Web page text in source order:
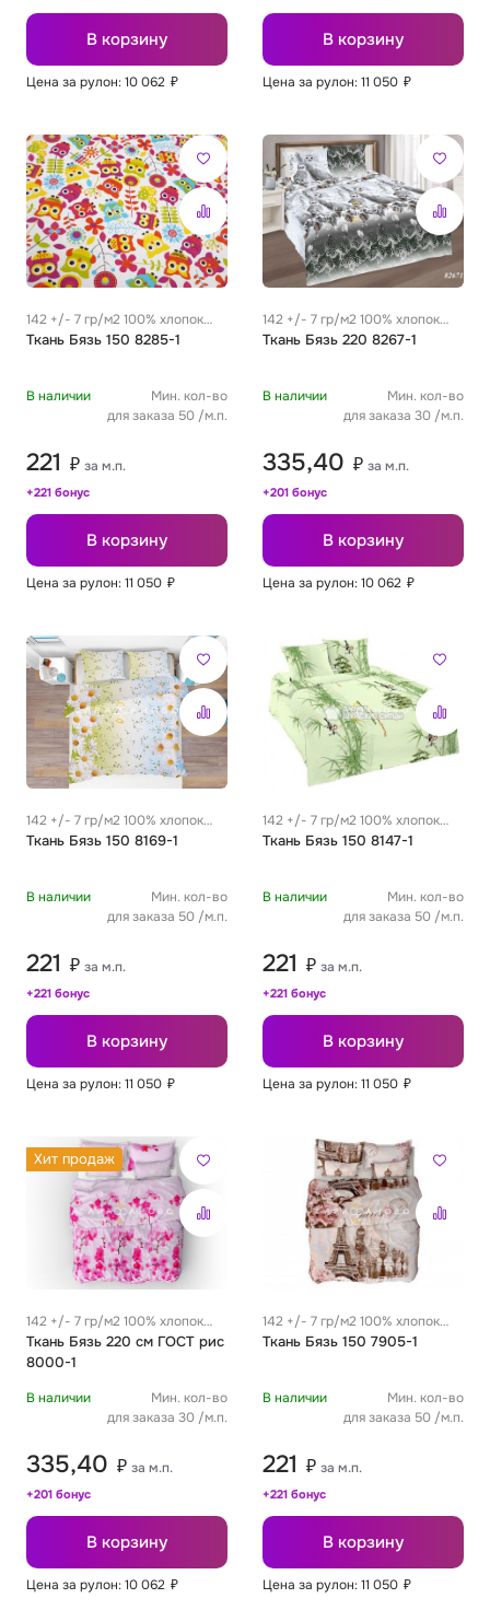
В корзину
Цена за рулон: 10 062 ₽
В корзину
Цена за рулон: 11 050 ₽
142 +/- 7 гр/м2 100% хлопок
0.29 м
Ткань Бязь 150 8285-1
В наличии
Мин. кол-во
для заказа 50 /м.п.
221 ₽ за м.п.
+221 бонус
В корзину
Цена за рулон: 11 050 ₽
142 +/- 7 гр/м2 100% хлопок
0.29 м
Ткань Бязь 220 8267-1
В наличии
Мин. кол-во
для заказа 30 /м.п.
335,40 ₽ за м.п.
+201 бонус
В корзину
Цена за рулон: 10 062 ₽
142 +/- 7 гр/м2 100% хлопок
0.29 м
Ткань Бязь 150 8169-1
В наличии
Мин. кол-во
для заказа 50 /м.п.
221 ₽ за м.п.
+221 бонус
В корзину
Цена за рулон: 11 050 ₽
142 +/- 7 гр/м2 100% хлопок
0.29 м
Ткань Бязь 150 8147-1
В наличии
Мин. кол-во
для заказа 50 /м.п.
221 ₽ за м.п.
+221 бонус
В корзину
Цена за рулон: 11 050 ₽
Хит продаж
142 +/- 7 гр/м2 100% хлопок
0.29 м
Ткань Бязь 220 см ГОСТ рис
8000-1
В наличии
Мин. кол-во
для заказа 30 /м.п.
335,40 ₽ за м.п.
+201 бонус
В корзину
Цена за рулон: 10 062 ₽
142 +/- 7 гр/м2 100% хлопок
0.29 м
Ткань Бязь 150 7905-1
В наличии
Мин. кол-во
для заказа 50 /м.п.
221 ₽ за м.п.
+221 бонус
В корзину
Цена за рулон: 11 050 ₽